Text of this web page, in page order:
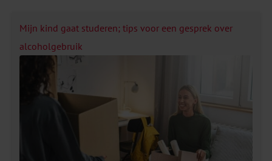
Mijn kind gaat studeren; tips voor een gesprek over
alcoholgebruik